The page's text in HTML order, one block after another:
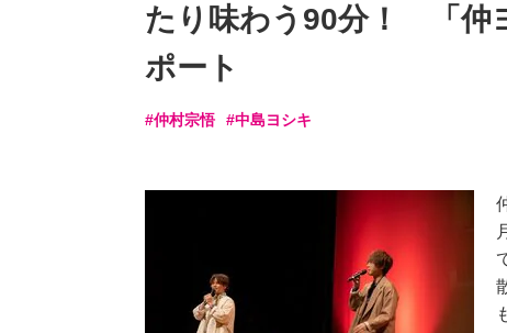
たり味わう90分！ 「仲
ポート
#仲村宗悟 #中島ヨシキ